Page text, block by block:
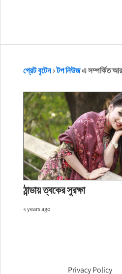
গ্রেট বৃটেন›টপ নিউজএ সম্পর্কিত
ঠান্ডায় ত্বকের সুরক্ষা
২ years ago
Privacy Policy